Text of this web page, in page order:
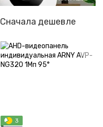
Сначала дешевле
3